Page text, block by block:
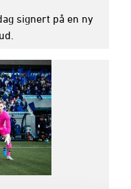
signert på en ny